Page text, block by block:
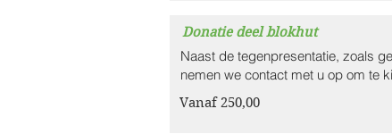
Donatie deel blokhut
Naast de tegenpresentatie, zoals
nemen we contact met u op om te
Vanaf 250,00